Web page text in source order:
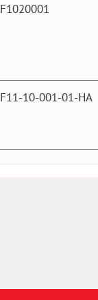
F1020001
F11-10-001-01-HA